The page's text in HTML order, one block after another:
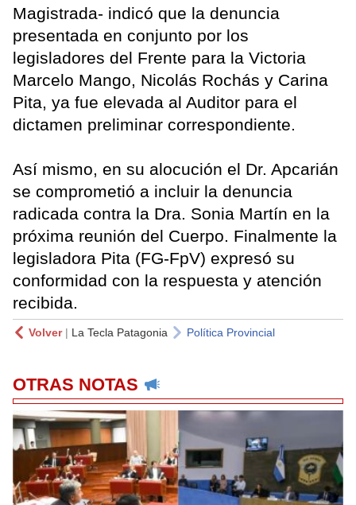
Magistrada- indicó que la denuncia
presentada en conjunto por los
legisladores del Frente para la Victoria
Marcelo Mango, Nicolás Rochás y Carina
Pita, ya fue elevada al Auditor para el
dictamen preliminar correspondiente.
Así mismo, en su alocución el Dr. Apcarián
se comprometió a incluir la denuncia
radicada contra la Dra. Sonia Martín en la
próxima reunión del Cuerpo. Finalmente la
legisladora Pita (FG-FpV) expresó su
conformidad con la respuesta y atención
recibida.
Volver| La Tecla Patagonia Política Provincial
OTRAS NOTAS